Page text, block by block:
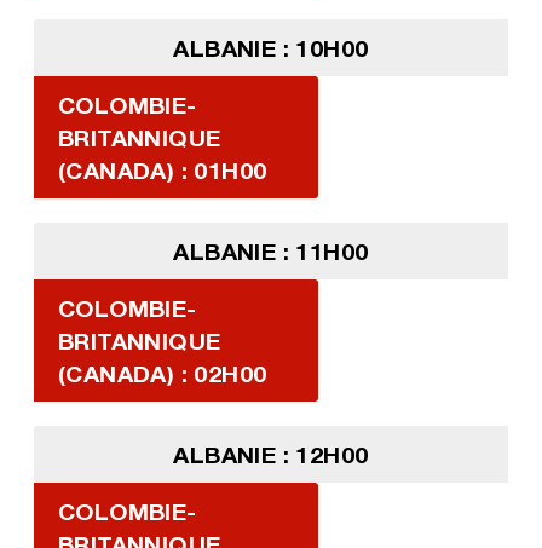
ALBANIE : 10H00
COLOMBIE-
BRITANNIQUE
(CANADA) : 01H00
ALBANIE : 11H00
COLOMBIE-
BRITANNIQUE
(CANADA) : 02H00
ALBANIE : 12H00
COLOMBIE-